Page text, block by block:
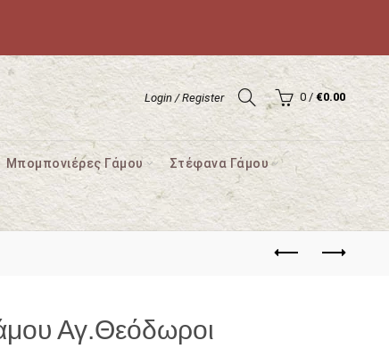
Login / Register 0 / €0.00
Μπομπονιέρες Γάμου Στέφανα Γάμου
Αγ.Θεόδωροι